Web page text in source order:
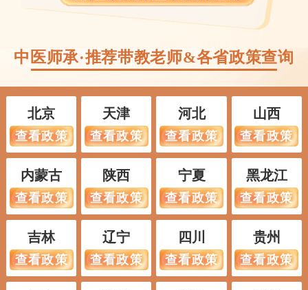
中医师承·推荐带教老师&各省政策查询
北京
查看政策
天津
查看政策
河北
查看政策
山西
查看政策
内蒙古
查看政策
陕西
查看政策
宁夏
查看政策
黑龙江
查看政策
吉林
查看政策
辽宁
查看政策
四川
查看政策
贵州
查看政策